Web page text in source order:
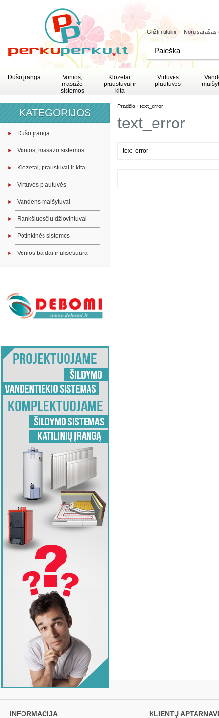
Grįžti į titulinį Norų sąrašas
Dušo įranga
Vonios,
masažo
sistemos
Klozetai,
praustuvai ir
kita
Virtuvės
plautuvės
KATEGORIJOS
Dušo įranga
Vonios, masažo sistemos
Klozetai, praustuvai ir kita
Virtuvės plautuvės
Vandens maišytuvai
Rankšluosčių džiovintuvai
Potinkinės sistemos
Vonios baldai ir aksesuarai
Pradžia / text_error
text_error
text_error
INFORMACIJA KLIENTŲ